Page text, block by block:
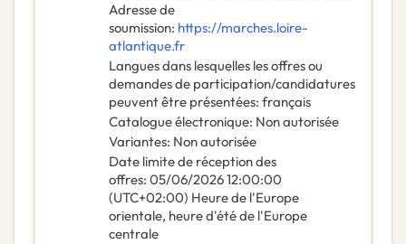
Adresse de
soumission: https://marches.loire-
atlantique.fr
Langues dans lesquelles les offres ou
demandes de participation/candidatures
peuvent être présentées: français
Catalogue électronique: Non autorisée
Variantes: Non autorisée
Date limite de réception des
offres: 05/06/202612:00:00
(UTC+02:00) Heure de l'Europe
orientale, heure d'été de l'Europe
centrale